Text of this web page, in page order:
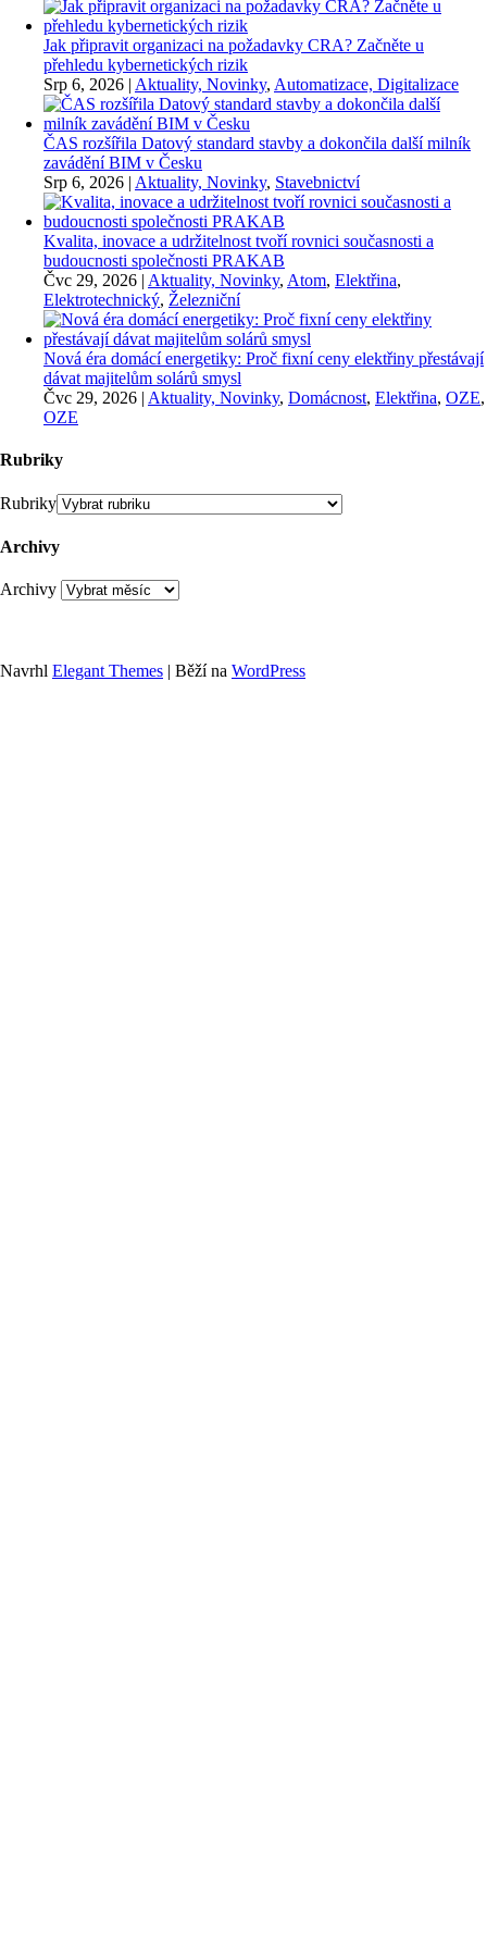
Jak připravit organizaci na požadavky CRA? Začněte u
přehledu kybernetických rizik
Srp 6, 2026 | Aktuality, Novinky, Automatizace, Digitalizace
ČAS rozšířila Datový standard stavby a dokončila další milník
zavádění BIM v Česku
Srp 6, 2026 | Aktuality, Novinky, Stavebnictví
Kvalita, inovace a udržitelnost tvoří rovnici současnosti a
budoucnosti společnosti PRAKAB
Čvc 29, 2026 | Aktuality, Novinky, Atom, Elektřina,
Elektrotechnický, Železniční
Nová éra domácí energetiky: Proč fixní ceny elektřiny přestávají
dávat majitelům solárů smysl
Čvc 29, 2026 | Aktuality, Novinky, Domácnost, Elektřina, OZE,
OZE
Rubriky
Rubriky
Archivy
Archivy
Navrhl Elegant Themes | Běží na WordPress